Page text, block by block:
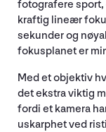
fotografere sport,
kraftig lineær
sekunder og
fokusplanet er
Med et objektiv
det ekstra viktig
fordi et kamera
uskarphet ved